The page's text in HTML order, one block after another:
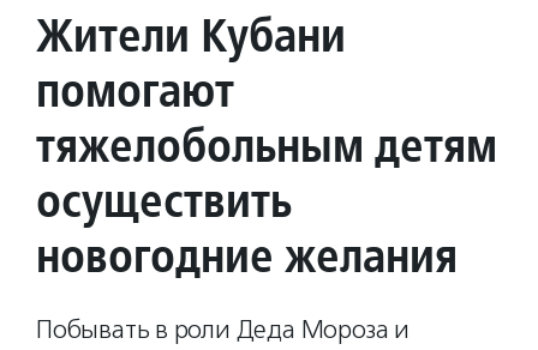
Жители Кубани
помогают
тяжелобольным детям
осуществить
новогодние желания
Побывать в роли Деда Мороза и